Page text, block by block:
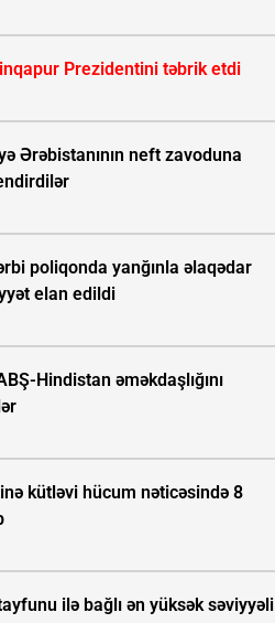
Prezidentini təbrik etdi
Ərəbistanının neft zavoduna
poliqonda yanğınla əlaqədar
elan edildi
Hindistan əməkdaşlığını
kütləvi hücum nəticəsində 8
ilə bağlı ən yüksək səviyyəli